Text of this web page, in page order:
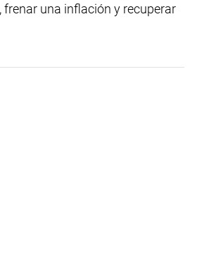
una inflación y recuperar